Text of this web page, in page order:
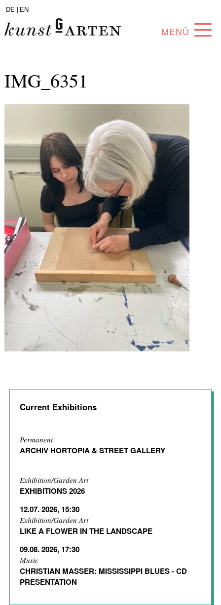
DE | EN
MENÜ
COLLECTION
ARTISTS
PARTNERS
ANGEBOTE
IMG_6351
Current Exhibitions
Permanent
ARCHIV HORTOPIA & STREET GALLERY
Exhibition/Garden Art
EXHIBITIONS 2026
12.07. 2026, 15:30
Exhibition/Garden Art
LIKE A FLOWER IN THE LANDSCAPE
09.08. 2026, 17:30
Music
CHRISTIAN MASSER: MISSISSIPPI BLUES - CD
PRESENTATION